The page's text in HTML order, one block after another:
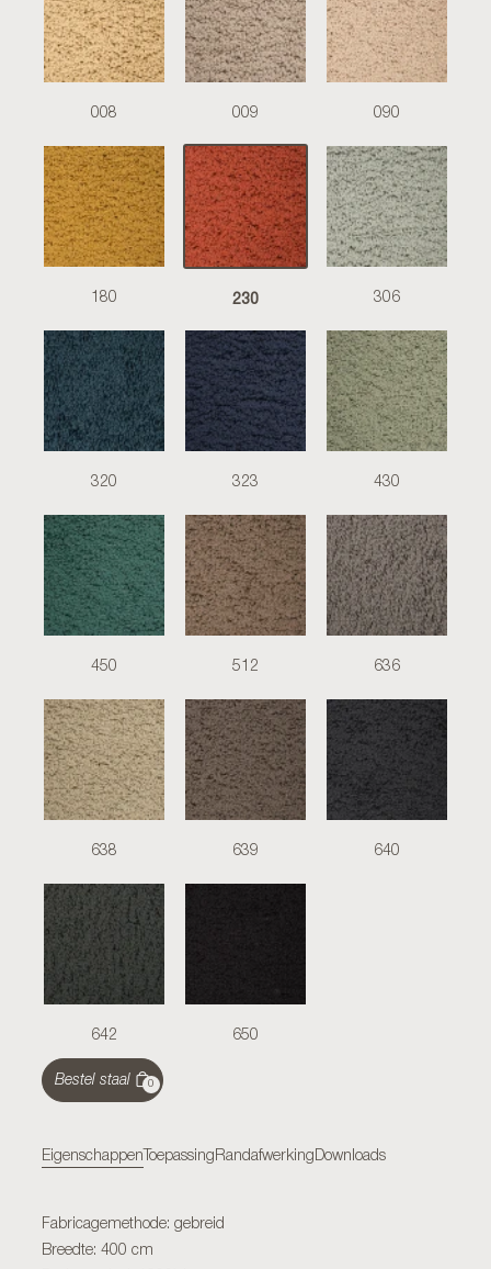
008 009 090
180 230 306
320 323 430
450 512 636
638 639 640
642 650
Bestel staal 0
Eigenschappen Toepassing Randafwerking Downloads
Fabricagemethode: gebreid
Breedte: 400 cm